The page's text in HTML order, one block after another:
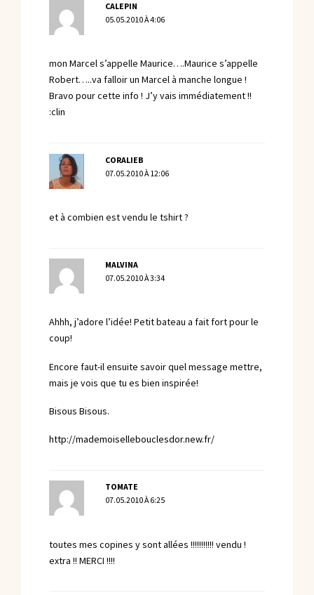
CALEPIN
05.05.2010 À 4:06
mon Marcel s’appelle Maurice….Maurice s’appelle
Robert…..va falloir un Marcel à manche longue !
Bravo pour cette info ! J’y vais immédiatement !!
:clin
CORALIEB
07.05.2010 À 12:06
et à combien est vendu le tshirt ?
MALVINA
07.05.2010 À 3:34
Ahhh, j’adore l’idée! Petit bateau a fait fort pour le
coup!
Encore faut-il ensuite savoir quel message mettre,
mais je vois que tu es bien inspirée!
Bisous Bisous.
http://mademoisellebouclesdor.new.fr/
TOMATE
07.05.2010 À 6:25
toutes mes copines y sont allées !!!!!!!!!!! vendu !
extra !! MERCI !!!!